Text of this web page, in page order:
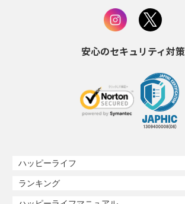
安心のセキュリティ対策
ハッピーライフ
ランキング